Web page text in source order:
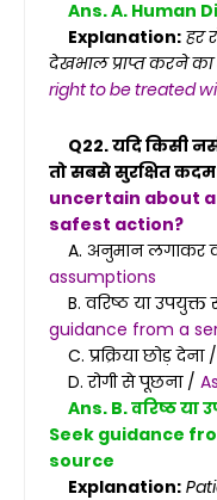
Ans. A. Human
Explanation: हर
देखभाल प्राप्त करने का
right to be treated
Q22. यदि किसी
तो सबसे सुरक्षित कदम
uncertain about
safest action?
A. अनुमान लगाकर
assumptions
B. वरिष्ठ या उपयुक्त
guidance from a
C. प्रक्रिया छोड़ देना /
D. रोगी से पूछना /
Ans. B. वरिष्ठ या
Seek guidance
source
Explanation: